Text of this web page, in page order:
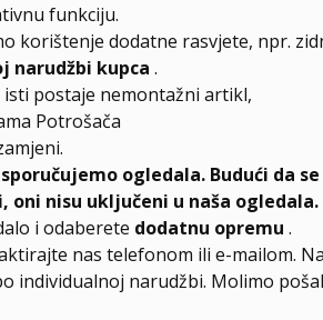
funkciju.
korištenje dodatne rasvjete, npr.
narudžbi kupca .
isti postaje nemontažni artikl,
Potrošača
ogledala. Budući da
nisu uključeni u naša ogledala.
i odaberete dodatnu opremu .
nas telefonom ili e-mailom.
individualnoj narudžbi. Molimo